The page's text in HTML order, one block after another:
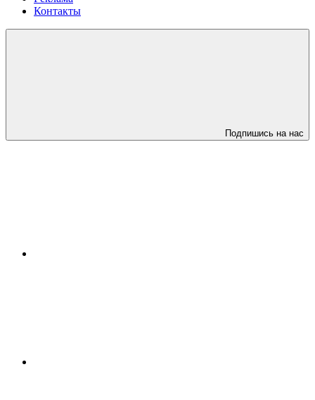
Контакты
Подпишись на нас